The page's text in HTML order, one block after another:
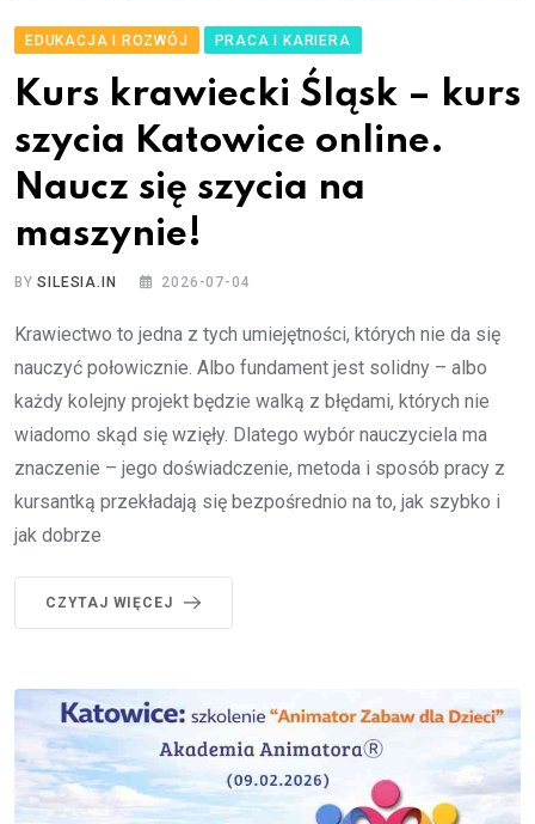
EDUKACJA I ROZWÓJ PRACA I KARIERA
Kurs krawiecki Śląsk – kurs
szycia Katowice online.
Naucz się szycia na
maszynie!
BYSILESIA.IN 2026-07-04
Krawiectwo to jedna z tych umiejętności, których nie da się
nauczyć połowicznie. Albo fundament jest solidny – albo
każdy kolejny projekt będzie walką z błędami, których nie
wiadomo skąd się wzięły. Dlatego wybór nauczyciela ma
znaczenie – jego doświadczenie, metoda i sposób pracy z
kursantką przekładają się bezpośrednio na to, jak szybko i
jak dobrze
CZYTAJ WIĘCEJ